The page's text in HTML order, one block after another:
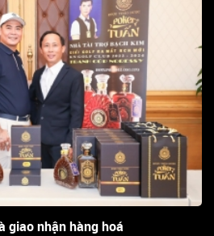
giao nhận hàng hoá